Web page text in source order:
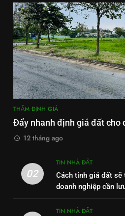
THẨM ĐỊNH GIÁ
Đẩy nhanh định giá đất cho
12 tháng ago
02
TIN NHÀ ĐẤT
Cách tính giá đất sẽ
doanh nghiệp cần
TIN NHÀ ĐẤT